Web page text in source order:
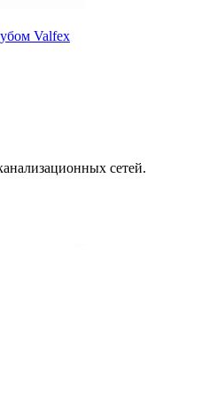
Valfex
сетей.